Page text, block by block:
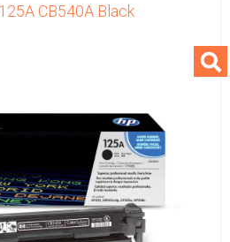
CB540A Black